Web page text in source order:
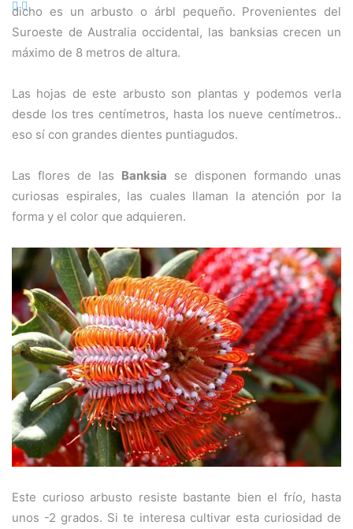
dicho es un arbusto o árbl pequeño. Provenientes del
Suroeste de Australia occidental, las banksias crecen un
máximo de 8 metros de altura.
Las hojas de este arbusto son plantas y podemos verla
desde los tres centímetros, hasta los nueve centímetros..
eso sí con grandes dientes puntiagudos.
Las flores de las Banksia se disponen formando unas
curiosas espirales, las cuales llaman la atención por la
forma y el color que adquieren.
Este curioso arbusto resiste bastante bien el frío, hasta
unos -2 grados. Si te interesa cultivar esta curiosidad de